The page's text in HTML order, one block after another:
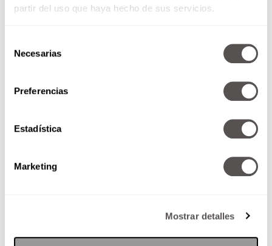
partir del uso que haya hecho de sus servicios.
Necesarias
Preferencias
Estadística
Marketing
Mostrar detalles